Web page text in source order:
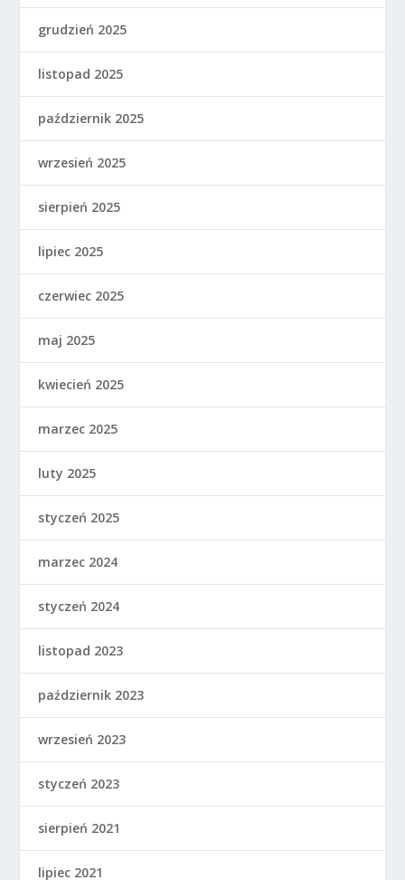
grudzień 2025
listopad 2025
październik 2025
wrzesień 2025
sierpień 2025
lipiec 2025
czerwiec 2025
maj 2025
kwiecień 2025
marzec 2025
luty 2025
styczeń 2025
marzec 2024
styczeń 2024
listopad 2023
październik 2023
wrzesień 2023
styczeń 2023
sierpień 2021
lipiec 2021